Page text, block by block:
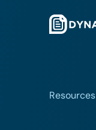
Resources